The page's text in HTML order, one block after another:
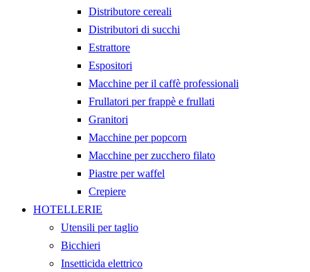
Distributore cereali
Distributori di succhi
Estrattore
Espositori
Macchine per il caffè professionali
Frullatori per frappè e frullati
Granitori
Macchine per popcorn
Macchine per zucchero filato
Piastre per waffel
Crepiere
HOTELLERIE
Utensili per taglio
Bicchieri
Insetticida elettrico